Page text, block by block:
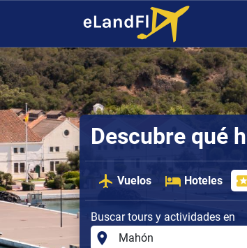
Descubre qué
Vuelos Hoteles
Buscar tours y actividades en